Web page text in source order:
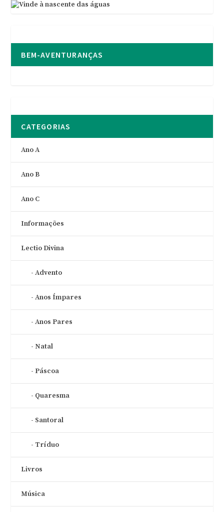
BEM-AVENTURANÇAS
CATEGORIAS
Ano A
Ano B
Ano C
Informações
Lectio Divina
Advento
Anos Ímpares
Anos Pares
Natal
Páscoa
Quaresma
Santoral
Tríduo
Livros
Música